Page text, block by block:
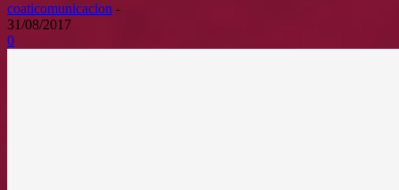
coaticomunicacion -
31/08/2017
0